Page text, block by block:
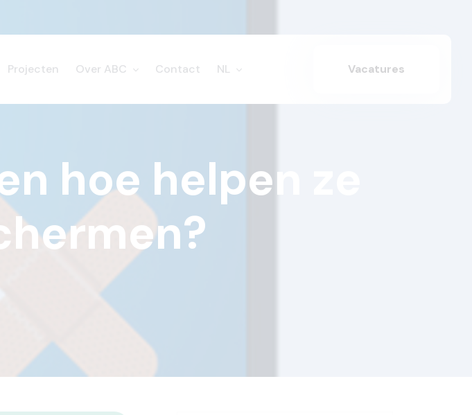
Projecten Over ABC Contact NL Vacatures
hoe helpen ze